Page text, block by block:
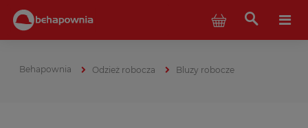
Odzież robocza Bluzy robocze